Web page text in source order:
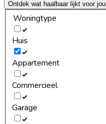
Ontdek wat haalbaar lijkt voor jou
Woningtype
Huis
Appartement
Commercieel
Garage